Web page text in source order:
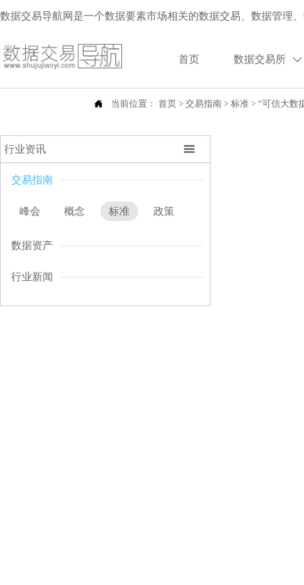
数据交易导航网是一个数据要素市场相关的数据交易、数据管理
首页 数据交易所 
 当前位置：首页 >交易指南 >标准 >“可信大数
行业资讯 
交易指南
峰会 概念 标准 政策
数据资产
行业新闻